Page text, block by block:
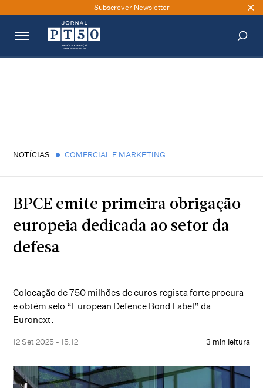
Subscrever Newsletter
NOTÍCIAS COMERCIAL E MARKETING
BPCE emite primeira obrigação
europeia dedicada ao setor da
defesa
Colocação de 750 milhões de euros regista forte procura
e obtém selo “European Defence Bond Label” da
Euronext.
12 Set 2025 - 15:12 3 min leitura